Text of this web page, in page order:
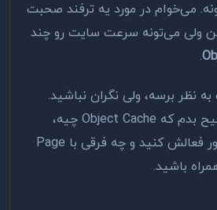
می‌خوام در مورد یه ترفند صحبت
ولی می‌تونه سرعت سایت رو چند
.
نظر برسه، ولی نگران نباشید.
قراره خیلی ساده توضیح بدم که Object Cache چیه،
چطور کار می‌کنه، چطور فعالش کنید و چه فرقی با Page